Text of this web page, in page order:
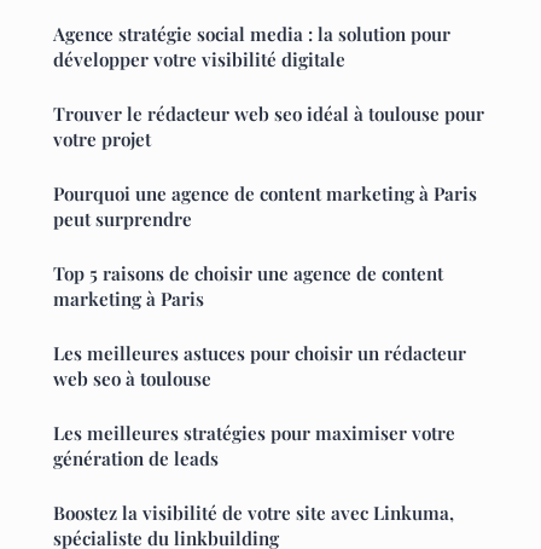
Agence stratégie social media : la solution pour
développer votre visibilité digitale
Trouver le rédacteur web seo idéal à toulouse pour
votre projet
Pourquoi une agence de content marketing à Paris
peut surprendre
Top 5 raisons de choisir une agence de content
marketing à Paris
Les meilleures astuces pour choisir un rédacteur
web seo à toulouse
Les meilleures stratégies pour maximiser votre
génération de leads
Boostez la visibilité de votre site avec Linkuma,
spécialiste du linkbuilding